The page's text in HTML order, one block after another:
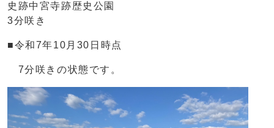
史跡中宮寺跡歴史公園
3分咲き
■令和7年10月30日時点
7分咲きの状態です。